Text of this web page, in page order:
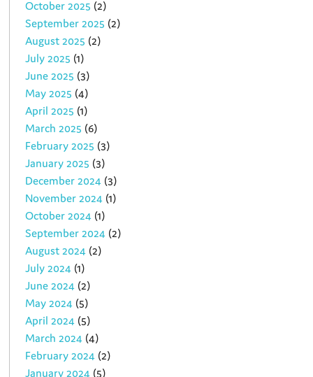
October 2025 (2)
September 2025 (2)
August 2025 (2)
July 2025 (1)
June 2025 (3)
May 2025 (4)
April 2025 (1)
March 2025 (6)
February 2025 (3)
January 2025 (3)
December 2024 (3)
November 2024 (1)
October 2024 (1)
September 2024 (2)
August 2024 (2)
July 2024 (1)
June 2024 (2)
May 2024 (5)
April 2024 (5)
March 2024 (4)
February 2024 (2)
January 2024 (5)